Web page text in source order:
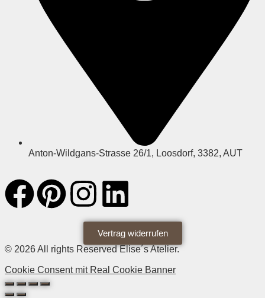
Anton-Wildgans-Strasse 26/1, Loosdorf, 3382, AUT
Vertrag widerrufen
© 2026 All rights Reserved Elise´s Atelier.
Cookie Consent mit Real Cookie Banner